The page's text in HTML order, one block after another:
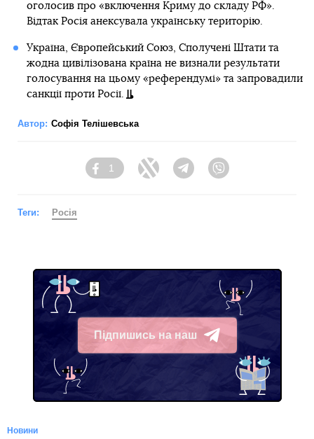
оголосив про «включення Криму до складу РФ».
Відтак Росія анексувала українську територію.
Україна, Європейський Союз, Сполучені Штати та
жодна цивілізована країна не визнали результати
голосування на цьому «референдумі» та запровадили
санкції проти Росії.
Автор: Софія Телішевська
Facebook
1
Twitter Telegram
Теги: Росія
Підпишись на наш
Telegram
Новини